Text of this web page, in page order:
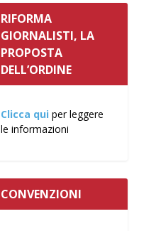
RIFORMA
GIORNALISTI, LA
PROPOSTA
DELL’ORDINE
Clicca qui per leggere
le informazioni
CONVENZIONI